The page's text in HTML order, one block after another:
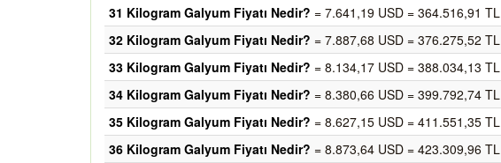
31 Kilogram Galyum Fiyatı Nedir? = 7.641,19 USD = 364.516,91 TL
32 Kilogram Galyum Fiyatı Nedir? = 7.887,68 USD = 376.275,52 TL
33 Kilogram Galyum Fiyatı Nedir? = 8.134,17 USD = 388.034,13 TL
34 Kilogram Galyum Fiyatı Nedir? = 8.380,66 USD = 399.792,74 TL
35 Kilogram Galyum Fiyatı Nedir? = 8.627,15 USD = 411.551,35 TL
36 Kilogram Galyum Fiyatı Nedir? = 8.873,64 USD = 423.309,96 TL